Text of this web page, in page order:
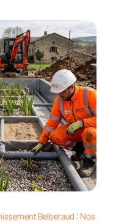
Belberaud : Nos